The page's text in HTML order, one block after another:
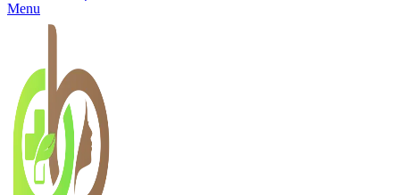
Menu